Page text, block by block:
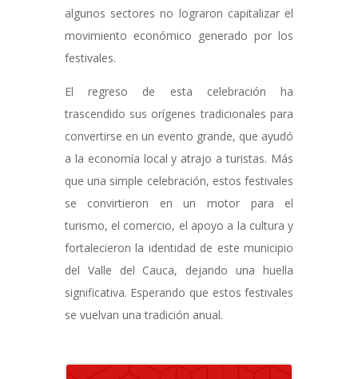
algunos sectores no lograron capitalizar el
movimiento económico generado por los
festivales.
El regreso de esta celebración ha
trascendido sus orígenes tradicionales para
convertirse en un evento grande, que ayudó
a la economía local y atrajo a turistas. Más
que una simple celebración, estos festivales
se convirtieron en un motor para el
turismo, el comercio, el apoyo a la cultura y
fortalecieron la identidad de este municipio
del Valle del Cauca, dejando una huella
significativa. Esperando que estos festivales
se vuelvan una tradición anual.